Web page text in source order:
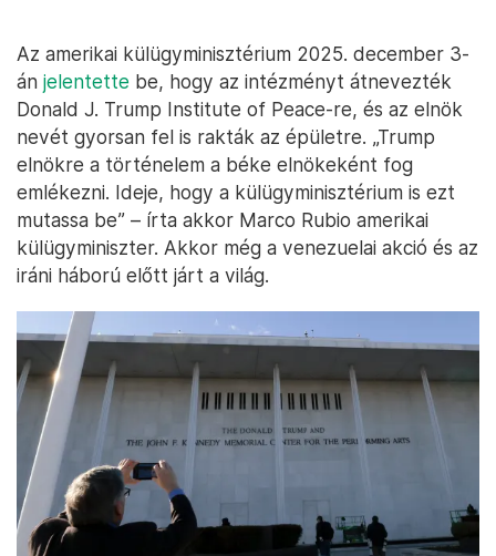
Az amerikai külügyminisztérium 2025. december 3-
án jelentette be, hogy az intézményt átnevezték
Donald J. Trump Institute of Peace-re, és az elnök
nevét gyorsan fel is rakták az épületre. „Trump
elnökre a történelem a béke elnökeként fog
emlékezni. Ideje, hogy a külügyminisztérium is ezt
mutassa be” – írta akkor Marco Rubio amerikai
külügyminiszter. Akkor még a venezuelai akció és az
iráni háború előtt járt a világ.